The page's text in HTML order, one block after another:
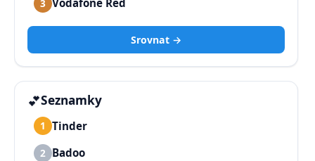
3 Vodafone Red
Srovnat →
💕Seznamky
1 Tinder
2 Badoo